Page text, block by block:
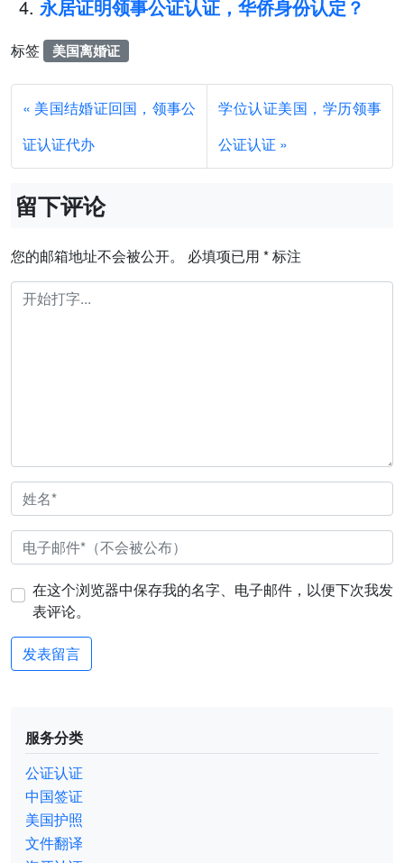
永居证明领事公证认证，华侨身份认定？
标签 美国离婚证
美国结婚证回国，领事公
证认证代办
学位认证美国，学历领事
公证认证
留下评论
您的邮箱地址不会被公开。 必填项已用 *标注
在这个浏览器中保存我的名字、电子邮件，以便下次我发
表评论。
服务分类
公证认证
中国签证
美国护照
文件翻译